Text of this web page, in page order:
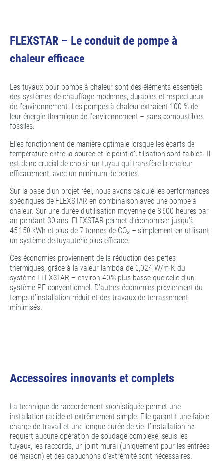
FLEXSTAR – Le conduit de pompe à
chaleur efficace
Les tuyaux pour pompe à chaleur sont des éléments essentiels
des systèmes de chauffage modernes, durables et respectueux
de l’environnement. Les pompes à chaleur extraient 100 % de
leur énergie thermique de l’environnement – sans combustibles
fossiles.
Elles fonctionnent de manière optimale lorsque les écarts de
température entre la source et le point d’utilisation sont faibles. Il
est donc crucial de choisir un tuyau qui transfère la chaleur
efficacement, avec un minimum de pertes.
Sur la base d’un projet réel, nous avons calculé les performances
spécifiques de FLEXSTAR en combinaison avec une pompe à
chaleur. Sur une durée d’utilisation moyenne de 8 600 heures par
an pendant 30 ans, FLEXSTAR permet d’économiser jusqu’à
45 150 kWh et plus de 7 tonnes de CO₂ – simplement en utilisant
un système de tuyauterie plus efficace.
Ces économies proviennent de la réduction des pertes
thermiques, grâce à la valeur lambda de 0,024 W/m·K du
système FLEXSTAR – environ 40 % plus basse que celle d’un
système PE conventionnel. D’autres économies proviennent du
temps d’installation réduit et des travaux de terrassement
minimisés.
Accessoires innovants et complets
La technique de raccordement sophistiquée permet une
installation rapide et extrêmement simple. Elle garantit une faible
charge de travail et une longue durée de vie. L’installation ne
requiert aucune opération de soudage complexe, seuls les
tuyaux, les raccords, un joint mural (uniquement pour les entrées
de maison) et des capuchons d’extrémité sont nécessaires.